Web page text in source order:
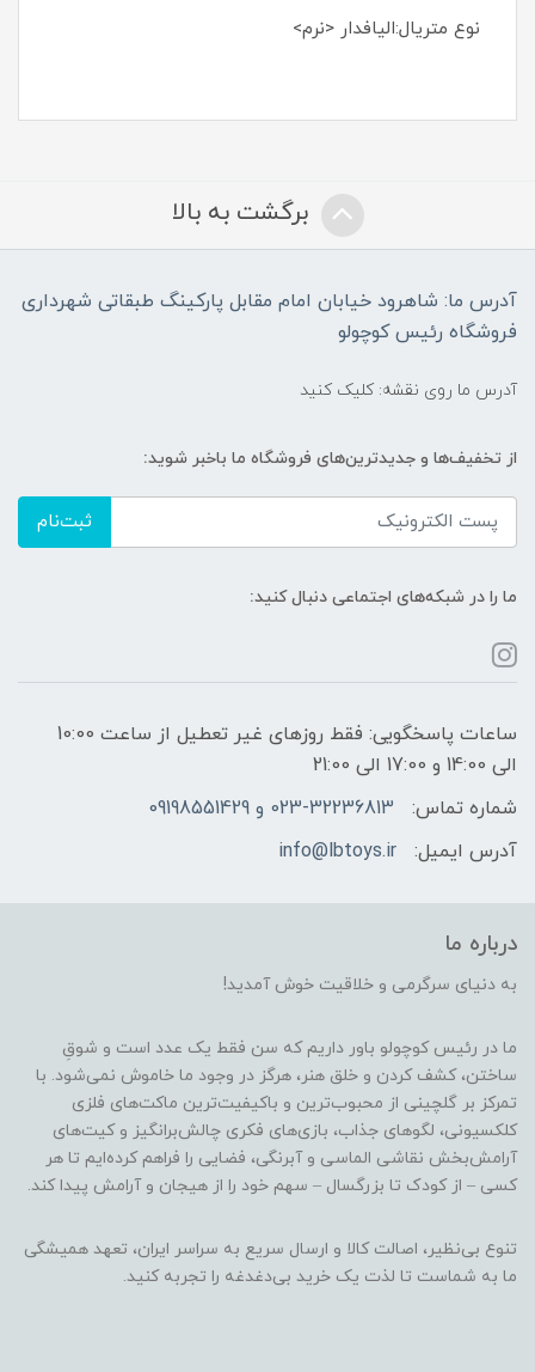
نوع متریال:الیافدار <نرم>
برگشت به بالا
آدرس ما: شاهرود خیابان امام مقابل پارکینگ طبقاتی شهرداری
فروشگاه رئیس کوچولو
آدرس ما روی نقشه: کلیک کنید
از تخفیف‌ها و جدیدترین‌های فروشگاه ما باخبر شوید:
ثبت‌نام
ما را در شبکه‌های اجتماعی دنبال کنید:
ساعات پاسخگویی: فقط روزهای غیر تعطیل از ساعت 10:00
الی 14:00 و 17:00 الی 21:00
شماره تماس:
023-32236813 و 09198551429
آدرس ایمیل:
info@lbtoys.ir
درباره ما
به دنیای سرگرمی و خلاقیت خوش آمدید!
ما در رئیس کوچولو باور داریم که سن فقط یک عدد است و شوقِ
ساختن، کشف کردن و خلق هنر، هرگز در وجود ما خاموش نمی‌شود. با
تمرکز بر گلچینی از محبوب‌ترین و باکیفیت‌ترین ماکت‌های فلزی
کلکسیونی، لگوهای جذاب، بازی‌های فکری چالش‌برانگیز و کیت‌های
آرامش‌بخش نقاشی الماسی و آبرنگی، فضایی را فراهم کرده‌ایم تا هر
کسی – از کودک تا بزرگسال – سهم خود را از هیجان و آرامش پیدا کند.
تنوع بی‌نظیر، اصالت کالا و ارسال سریع به سراسر ایران، تعهد همیشگی
ما به شماست تا لذت یک خرید بی‌دغدغه را تجربه کنید.